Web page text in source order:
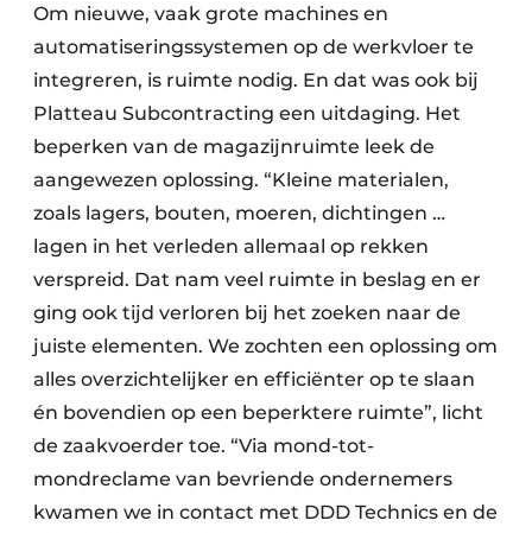
Om nieuwe, vaak grote machines en
automatiseringssystemen op de werkvloer te
integreren, is ruimte nodig. En dat was ook bij
Platteau Subcontracting een uitdaging. Het
beperken van de magazijnruimte leek de
aangewezen oplossing. “Kleine materialen,
zoals lagers, bouten, moeren, dichtingen …
lagen in het verleden allemaal op rekken
verspreid. Dat nam veel ruimte in beslag en er
ging ook tijd verloren bij het zoeken naar de
juiste elementen. We zochten een oplossing om
alles overzichtelijker en efficiënter op te slaan
én bovendien op een beperktere ruimte”, licht
de zaakvoerder toe. “Via mond-tot-
mondreclame van bevriende ondernemers
kwamen we in contact met DDD Technics en de